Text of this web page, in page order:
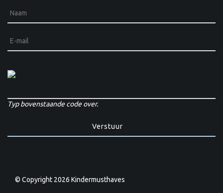
Typ bovenstaande code over.
© Copyright 2026 Kindermusthaves